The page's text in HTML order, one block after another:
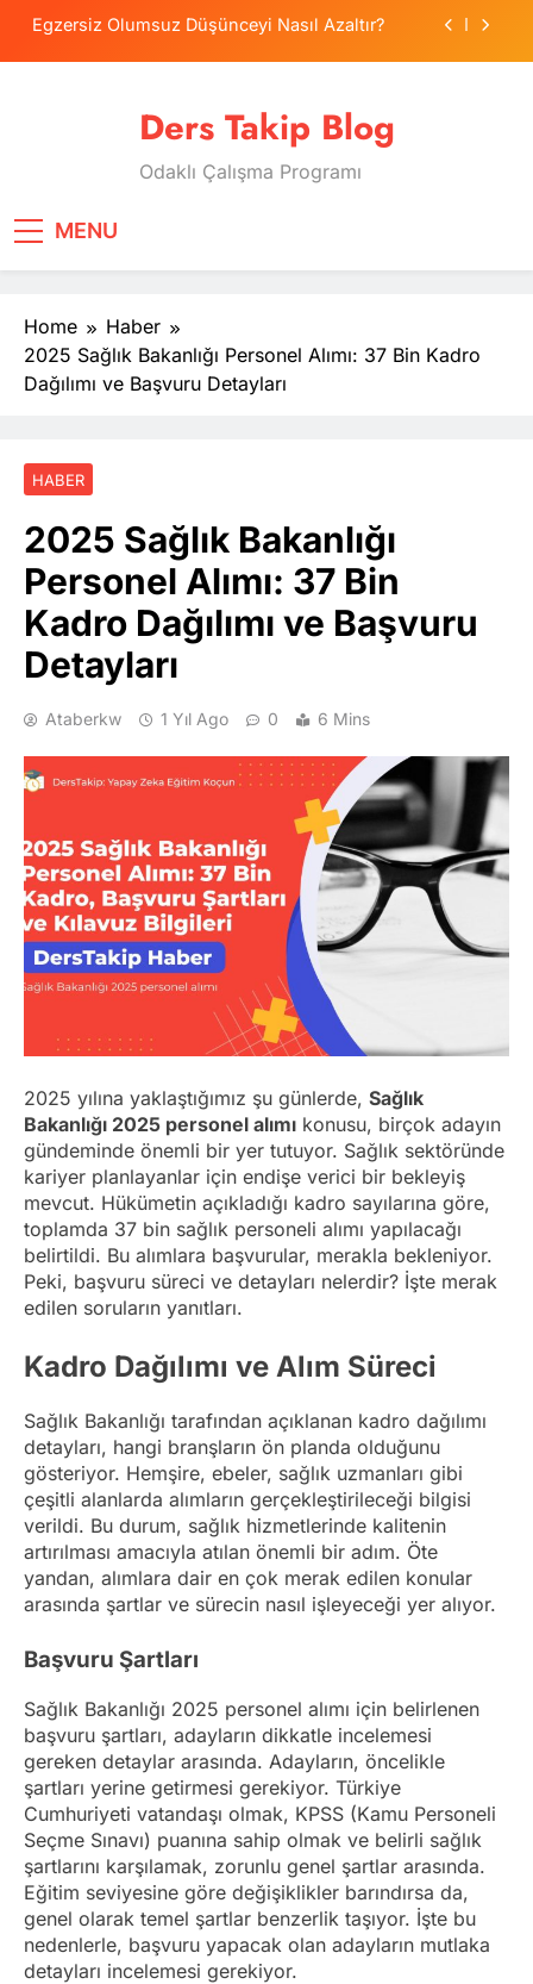
SkipEgzersiz Olumsuz Düşünceyi Nasıl Azaltır?
Tercih Stresinde Veliler Çocuğa Nasıl Destek
Tekrarlama Zorlantısı: Neden Geçmişi
Egzersiz Olumsuz Düşünceyi Nasıl Azaltır?
Psikolojide Sistematik Duyarsızlaştırma
Tercih Stresinde Veliler Çocuğa Nasıl Destek
Olur?
Ders Takip Blog
Odaklı Çalışma Programı
MENU
Home
Haber
2025 Sağlık Bakanlığı Personel Alımı: 37 Bin Kadro
Dağılımı ve Başvuru Detayları
HABER
2025 Sağlık Bakanlığı
Personel Alımı: 37 Bin
Kadro Dağılımı ve Başvuru
Detayları
Ataberkw 1 Yıl Ago 0 6 Mins
2025 yılına yaklaştığımız şu günlerde, Sağlık
Bakanlığı 2025 personel alımı konusu, birçok adayın
gündeminde önemli bir yer tutuyor. Sağlık sektöründe
kariyer planlayanlar için endişe verici bir bekleyiş
mevcut. Hükümetin açıkladığı kadro sayılarına göre,
toplamda 37 bin sağlık personeli alımı yapılacağı
belirtildi. Bu alımlara başvurular, merakla bekleniyor.
Peki, başvuru süreci ve detayları nelerdir? İşte merak
edilen soruların yanıtları.
Kadro Dağılımı ve Alım Süreci
Sağlık Bakanlığı tarafından açıklanan kadro dağılımı
detayları, hangi branşların ön planda olduğunu
gösteriyor. Hemşire, ebeler, sağlık uzmanları gibi
çeşitli alanlarda alımların gerçekleştirileceği bilgisi
verildi. Bu durum, sağlık hizmetlerinde kalitenin
artırılması amacıyla atılan önemli bir adım. Öte
yandan, alımlara dair en çok merak edilen konular
arasında şartlar ve sürecin nasıl işleyeceği yer alıyor.
Başvuru Şartları
Sağlık Bakanlığı 2025 personel alımı için belirlenen
başvuru şartları, adayların dikkatle incelemesi
gereken detaylar arasında. Adayların, öncelikle
şartları yerine getirmesi gerekiyor. Türkiye
Cumhuriyeti vatandaşı olmak, KPSS (Kamu Personeli
Seçme Sınavı) puanına sahip olmak ve belirli sağlık
şartlarını karşılamak, zorunlu genel şartlar arasında.
Eğitim seviyesine göre değişiklikler barındırsa da,
genel olarak temel şartlar benzerlik taşıyor. İşte bu
nedenlerle, başvuru yapacak olan adayların mutlaka
detayları incelemesi gerekiyor.